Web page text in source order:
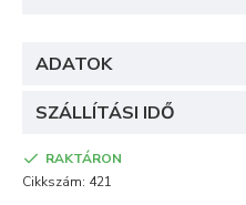
ADATOK
SZÁLLÍTÁSI IDŐ
RAKTÁRON
Cikkszám: 421